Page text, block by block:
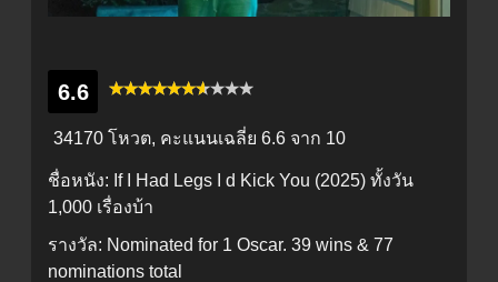
6.6
34170 โหวต, คะแนนเฉลี่ย 6.6 จาก 10
ชื่อหนัง: If I Had Legs I d Kick You (2025) ทั้งวัน
1,000 เรื่องบ้า
รางวัล: Nominated for 1 Oscar. 39 wins & 77
nominations total